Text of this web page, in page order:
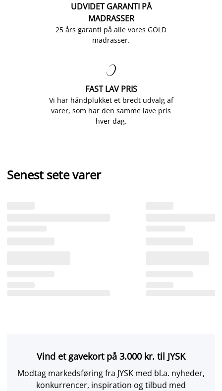
UDVIDET GARANTI PÅ
MADRASSER
25 års garanti på alle vores GOLD
madrasser.

FAST LAV PRIS
Vi har håndplukket et bredt udvalg af
varer, som har den samme lave pris
hver dag.
Senest sete varer
Vind et gavekort på 3.000 kr. til JYSK
Modtag markedsføring fra JYSK med bl.a. nyheder,
konkurrencer, inspiration og tilbud med